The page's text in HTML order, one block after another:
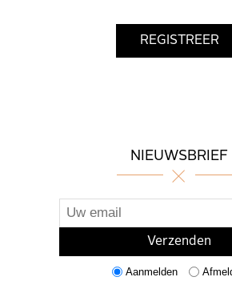
NIEUWSBRIEF
Aanmelden